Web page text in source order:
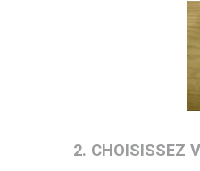
2. CHOISISSEZ